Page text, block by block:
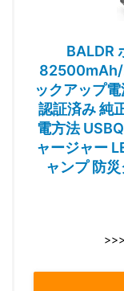
BALDR
82500mAh/
ックアップ
認証済み 純
電方法
ャージャー
ャンプ 防
>>>